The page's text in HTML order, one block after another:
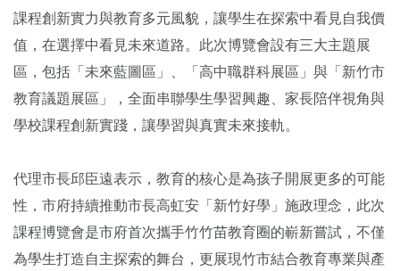
課程創新實力與教育多元風貌，讓學生在探索中看見自我價
值，在選擇中看見未來道路。此次博覽會設有三大主題展
區，包括「未來藍圖區」、「高中職群科展區」與「新竹市
教育議題展區」，全面串聯學生學習興趣、家長陪伴視角與
學校課程創新實踐，讓學習與真實未來接軌。
代理市長邱臣遠表示，教育的核心是為孩子開展更多的可能
性，市府持續推動市長高虹安「新竹好學」施政理念，此次
課程博覽會是市府首次攜手竹竹苗教育圈的嶄新嘗試，不僅
為學生打造自主探索的舞台，更展現竹市結合教育專業與產